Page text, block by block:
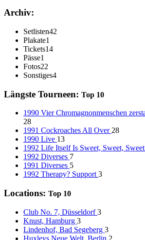
Archiv:
Setlisten42
Plakate1
Tickets14
Pässe1
Fotos22
Sonstiges4
Längste Tourneen: Top 10
1990 Vier Chromagnonmenschen
28
1991 Cockroaches All Over 28
1990 Live 13
1992 Life Itself Is Sweet, Sweet,
1992 Diverses 7
1991 Diverses 5
1992 Therapy? Support 3
Locations: Top 10
Club No. 7, Düsseldorf3
Knust, Hamburg 3
Lindenhof, Bad Segeberg 3
Huxleys Neue Welt, Berlin 2